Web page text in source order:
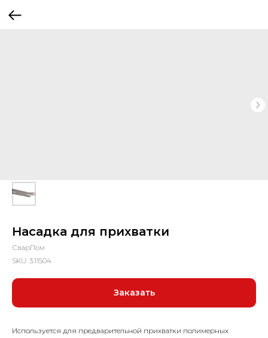
Насадка для прихватки
СварПом
SKU: 3.11504
Заказать
Используется для предварительной прихватки полимерных